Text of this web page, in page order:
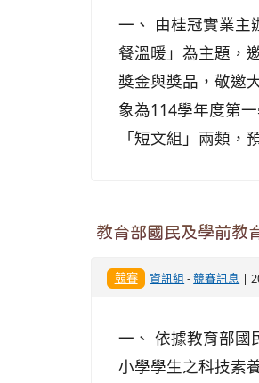
一、 由桂冠實業主
餐溫暖」為主題，
獎金與獎品，敬邀
象為114學年度第
「短文組」兩類，
教育部國民及學前教
競賽 資訊組 -競賽訊息 |
一、 依據教育部國
小學學生之科技素